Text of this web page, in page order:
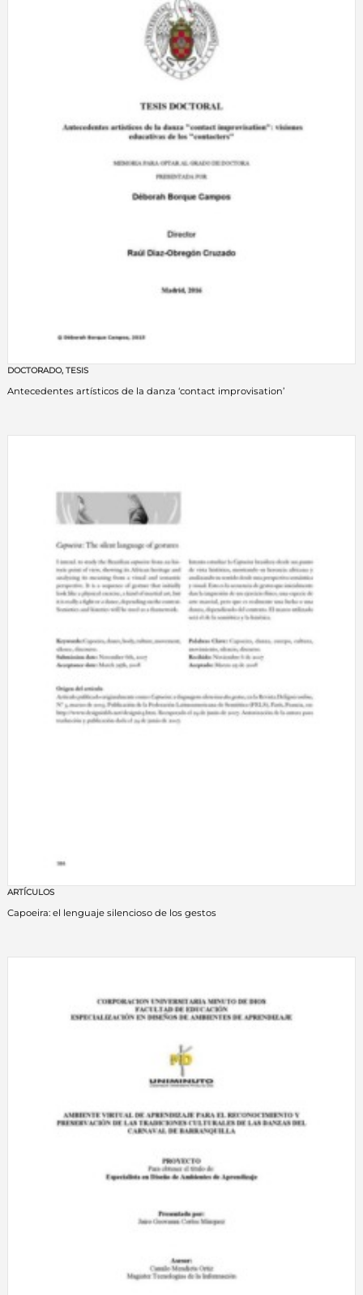
DOCTORADO, TESIS
Antecedentes artísticos de la danza ‘contact improvisation’
ARTÍCULOS
Capoeira: el lenguaje silencioso de los gestos